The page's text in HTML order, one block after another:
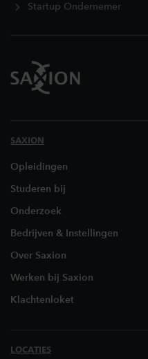
Startup Ondernemer
SAXION
Opleidingen
Studeren bij
Onderzoek
Bedrijven & Instellingen
Over Saxion
Werken bij Saxion
Klachtenloket
LOCATIES